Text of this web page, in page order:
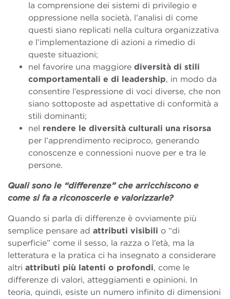
la comprensione dei sistemi di privilegio e
oppressione nella società, l’analisi di come
questi siano replicati nella cultura organizzativa
e l’implementazione di azioni a rimedio di
queste situazioni;
nel favorire una maggiore diversità di stili
comportamentali e di leadership, in modo da
consentire l’espressione di voci diverse, che non
siano sottoposte ad aspettative di conformità a
stili dominanti;
nel rendere le diversità culturali una risorsa
per l’apprendimento reciproco, generando
conoscenze e connessioni nuove per e tra le
persone.
Quali sono le “differenze” che arricchiscono e
come si fa a riconoscerle e valorizzarle?
Quando si parla di differenze è ovviamente più
semplice pensare ad attributi visibili o “di
superficie” come il sesso, la razza o l’età, ma la
letteratura e la pratica ci ha insegnato a considerare
altri attributi più latenti o profondi, come le
differenze di valori, atteggiamenti e opinioni. In
teoria, quindi, esiste un numero infinito di dimensioni